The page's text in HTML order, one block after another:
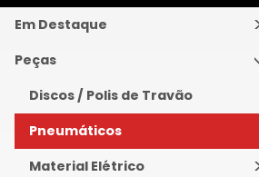
Em Destaque
Peças
Discos / Polis de Travão
Pneumáticos
Material Elétrico